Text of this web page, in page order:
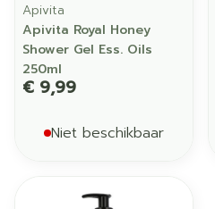
Apivita
Apivita Royal Honey
Shower Gel Ess. Oils
250ml
€ 9,99
Niet beschikbaar